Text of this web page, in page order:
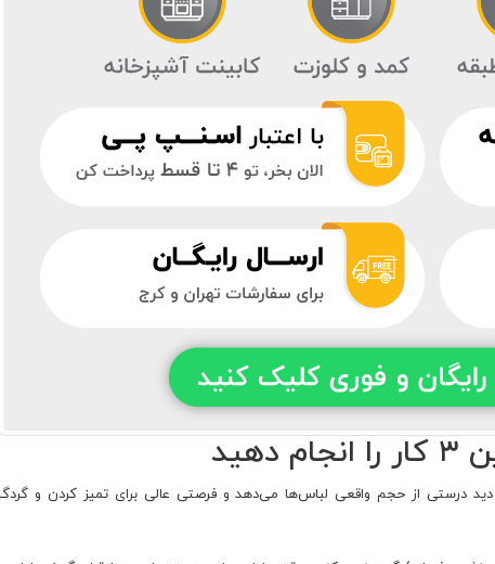
دید درستی از حجم واقعی لباس‌ها می‌دهد و فرصتی عالی برای تمیز کردن و